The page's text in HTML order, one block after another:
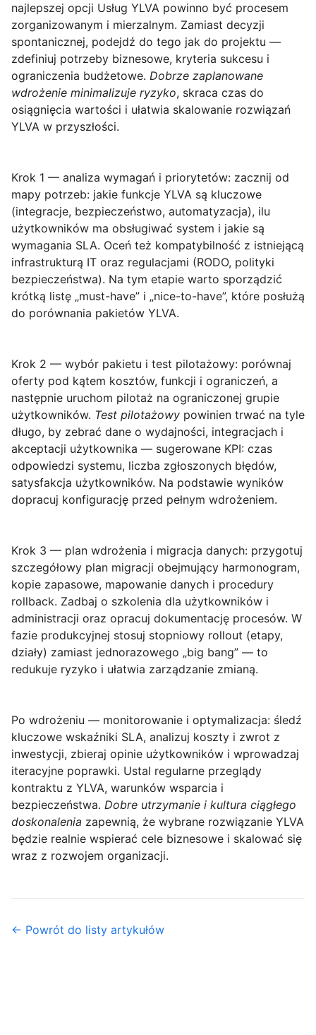
najlepszej opcji Usług YLVA powinno być procesem
zorganizowanym i mierzalnym. Zamiast decyzji
spontanicznej, podejdź do tego jak do projektu —
zdefiniuj potrzeby biznesowe, kryteria sukcesu i
ograniczenia budżetowe. Dobrze zaplanowane
wdrożenie minimalizuje ryzyko, skraca czas do
osiągnięcia wartości i ułatwia skalowanie rozwiązań
YLVA w przyszłości.
Krok 1 — analiza wymagań i priorytetów: zacznij od
mapy potrzeb: jakie funkcje YLVA są kluczowe
(integracje, bezpieczeństwo, automatyzacja), ilu
użytkowników ma obsługiwać system i jakie są
wymagania SLA. Oceń też kompatybilność z istniejącą
infrastrukturą IT oraz regulacjami (RODO, polityki
bezpieczeństwa). Na tym etapie warto sporządzić
krótką listę „must-have” i „nice-to-have”, które posłużą
do porównania pakietów YLVA.
Krok 2 — wybór pakietu i test pilotażowy: porównaj
oferty pod kątem kosztów, funkcji i ograniczeń, a
następnie uruchom pilotaż na ograniczonej grupie
użytkowników. Test pilotażowy powinien trwać na tyle
długo, by zebrać dane o wydajności, integracjach i
akceptacji użytkownika — sugerowane KPI: czas
odpowiedzi systemu, liczba zgłoszonych błędów,
satysfakcja użytkowników. Na podstawie wyników
dopracuj konfigurację przed pełnym wdrożeniem.
Krok 3 — plan wdrożenia i migracja danych: przygotuj
szczegółowy plan migracji obejmujący harmonogram,
kopie zapasowe, mapowanie danych i procedury
rollback. Zadbaj o szkolenia dla użytkowników i
administracji oraz opracuj dokumentację procesów. W
fazie produkcyjnej stosuj stopniowy rollout (etapy,
działy) zamiast jednorazowego „big bang” — to
redukuje ryzyko i ułatwia zarządzanie zmianą.
Po wdrożeniu — monitorowanie i optymalizacja: śledź
kluczowe wskaźniki SLA, analizuj koszty i zwrot z
inwestycji, zbieraj opinie użytkowników i wprowadzaj
iteracyjne poprawki. Ustal regularne przeglądy
kontraktu z YLVA, warunków wsparcia i
bezpieczeństwa. Dobre utrzymanie i kultura ciągłego
doskonalenia zapewnią, że wybrane rozwiązanie YLVA
będzie realnie wspierać cele biznesowe i skalować się
wraz z rozwojem organizacji.
← Powrót do listy artykułów